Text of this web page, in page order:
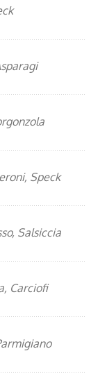
Speck
Salsiccia
Carciofi